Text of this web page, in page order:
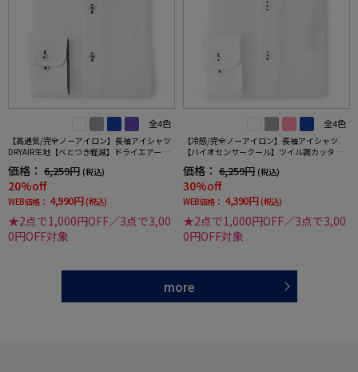
全4色
【高通気/完全ノーアイロン】長袖アイシャツ
DRYAIR生地【べとつき軽減】ドライエアー刺
トレッチ防汚効果吸汗速乾ワイシャツ春夏
価格： 6,259円 (税込)
20%off
WEB価格： 4,990円 (税込)
★2点で1,000円OFF／3点で3,00
0円OFF対象
全4色
【冷感/完全ノーアイロン】長袖アイシャツ
【バイオセンサークール】ツイル調カッタウ
汗速乾ワイシャツ春夏
価格： 6,259円 (税込)
30%off
WEB価格： 4,390円 (税込)
★2点で1,000円OFF／3点で3,00
0円OFF対象
more